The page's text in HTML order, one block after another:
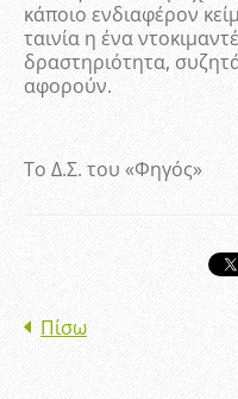
κάποιο ενδιαφέρον
ταινία η ένα
δραστηριότητα,
αφορούν.
Το Δ.Σ. του
Πίσω